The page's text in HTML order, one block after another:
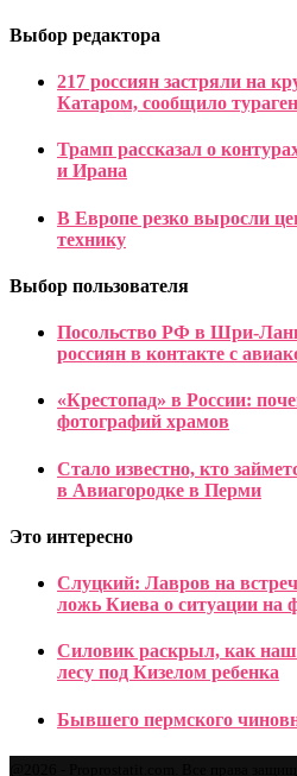
Выбор редактора
217 россиян застряли на
Катаром, сообщило
Трамп рассказал о
и Ирана
В Европе резко выросли
технику
Выбор пользователя
Посольство РФ в Шри-
россиян в контакте с
«Крестопад» в России:
фотографий храмов
Стало известно, кто
в Авиагородке в Перми
Это интересно
Слуцкий: Лавров на
ложь Киева о ситуации на
Силовик раскрыл, как
лесу под Кизелом ребенка
Бывшего пермского